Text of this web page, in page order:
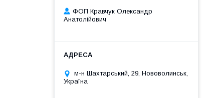
ФОП Кравчук Олександр
Анатолійович
м-н Шахтарський, 29, Нововолинськ,
Україна